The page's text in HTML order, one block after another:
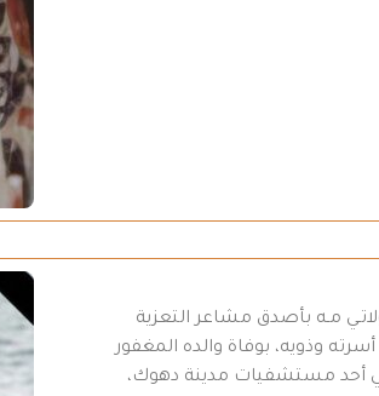
مـه بأصدق مشاعر التعزية
وذويه، بوفاة والده المغفور
في أحد مستشفيات مدينة دهوك،